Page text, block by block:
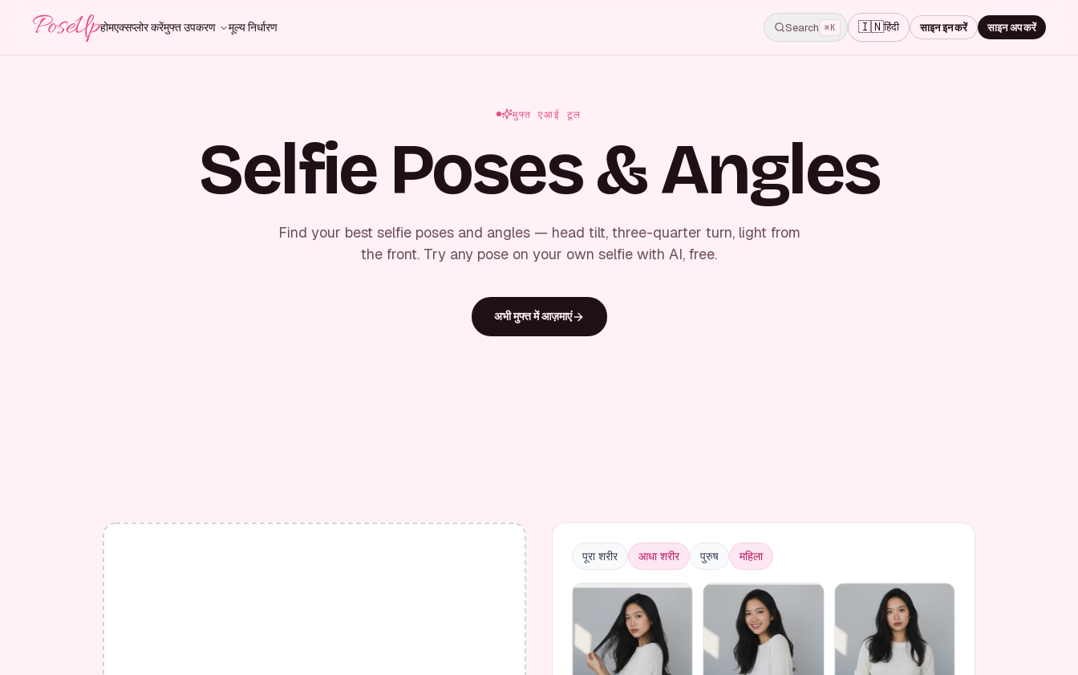
PoseUpहोमएक्सप्लोर करेंमुफ्त उपकरण मूल्य निर्धारण Search ⌘K 🇮🇳हिंदी साइन इन करें साइन अप करें
मुफ्त एआई टूल
Selfie Poses & Angles
Find your best selfie poses and angles — head tilt, three-quarter turn, light from
the front. Try any pose on your own selfie with AI, free.
अभी मुफ्त में आज़माएं
पूरा शरीर आधा शरीर पुरुष महिला